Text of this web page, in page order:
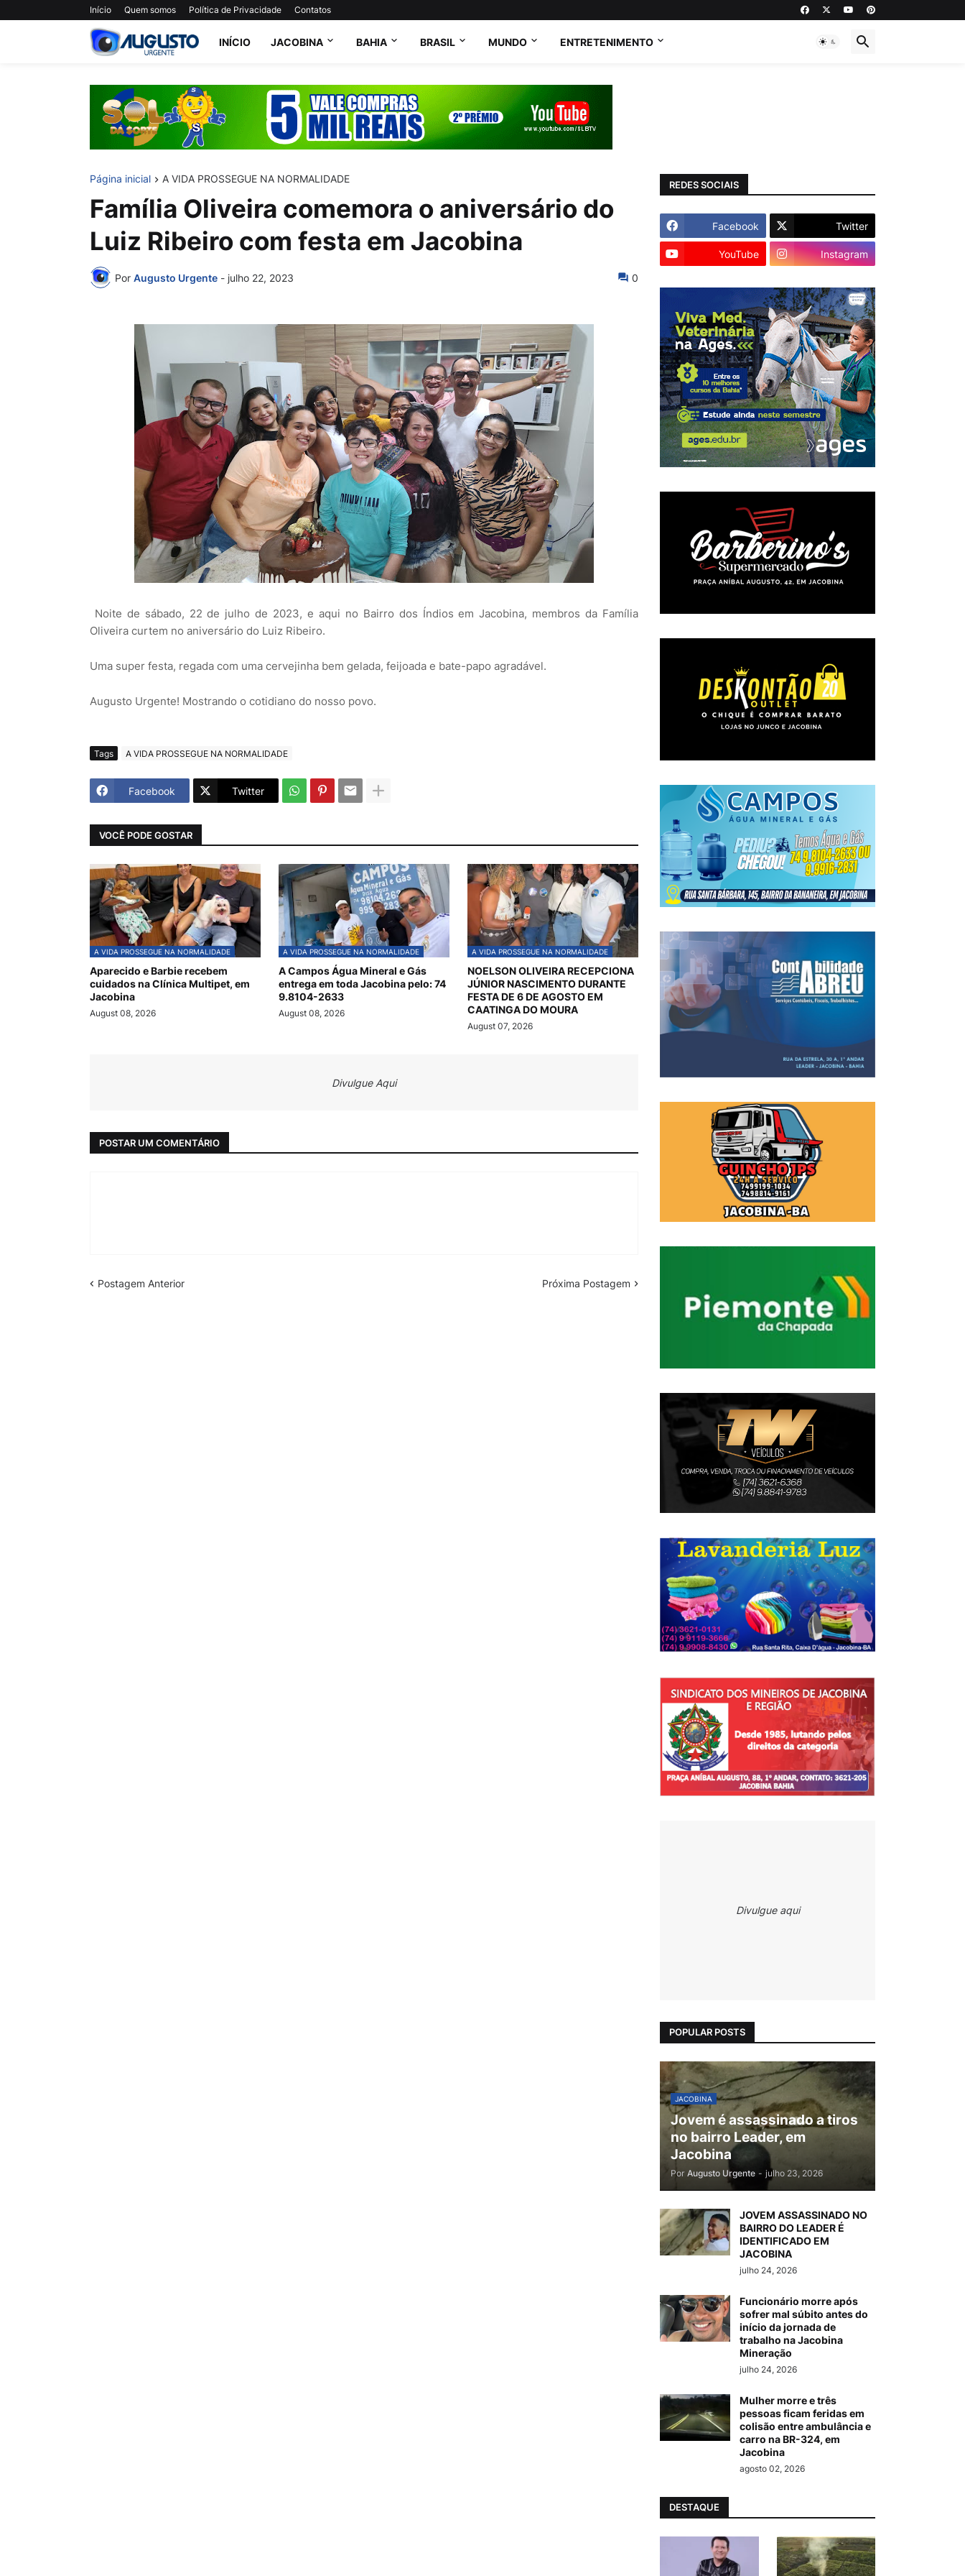
Início Quem somos Política de Privacidade Contatos
INÍCIO JACOBINA BAHIA BRASIL MUNDO ENTRETENIMENTO
Página inicial A VIDA PROSSEGUE NA NORMALIDADE
Família Oliveira comemora o aniversário do
Luiz Ribeiro com festa em Jacobina
Por Augusto Urgente - julho 22, 2023 0
Noite de sábado, 22 de julho de 2023, e aqui no Bairro dos Índios em Jacobina, membros da Família
Oliveira curtem no aniversário do Luiz Ribeiro.
Uma super festa, regada com uma cervejinha bem gelada, feijoada e bate-papo agradável.
Augusto Urgente! Mostrando o cotidiano do nosso povo.
Tags A VIDA PROSSEGUE NA NORMALIDADE
Facebook Twitter
VOCÊ PODE GOSTAR
A VIDA PROSSEGUE NA NORMALIDADE
Aparecido e Barbie recebem
cuidados na Clínica Multipet, em
Jacobina
August 08, 2026
A VIDA PROSSEGUE NA NORMALIDADE
A Campos Água Mineral e Gás
entrega em toda Jacobina pelo: 74
9.8104-2633
August 08, 2026
A VIDA PROSSEGUE NA NORMALIDADE
NOELSON OLIVEIRA RECEPCIONA
JÚNIOR NASCIMENTO DURANTE
FESTA DE 6 DE AGOSTO EM
CAATINGA DO MOURA
August 07, 2026
Divulgue Aqui
POSTAR UM COMENTÁRIO
Postagem Anterior Próxima Postagem
REDES SOCIAIS
Facebook Twitter
YouTube Instagram
Divulgue aqui
POPULAR POSTS
JACOBINA
Jovem é assassinado a tiros
no bairro Leader, em
Jacobina
Por Augusto Urgente - julho 23, 2026
JOVEM ASSASSINADO NO
BAIRRO DO LEADER É
IDENTIFICADO EM
JACOBINA
julho 24, 2026
Funcionário morre após
sofrer mal súbito antes do
início da jornada de
trabalho na Jacobina
Mineração
julho 24, 2026
Mulher morre e três
pessoas ficam feridas em
colisão entre ambulância e
carro na BR-324, em
Jacobina
agosto 02, 2026
DESTAQUE